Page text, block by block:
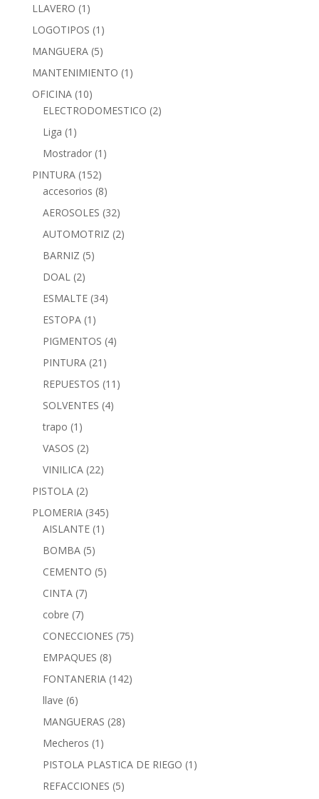
LLAVERO (1)
LOGOTIPOS (1)
MANGUERA (5)
MANTENIMIENTO (1)
OFICINA (10)
ELECTRODOMESTICO (2)
Liga (1)
Mostrador (1)
PINTURA (152)
accesorios (8)
AEROSOLES (32)
AUTOMOTRIZ (2)
BARNIZ (5)
DOAL (2)
ESMALTE (34)
ESTOPA (1)
PIGMENTOS (4)
PINTURA (21)
REPUESTOS (11)
SOLVENTES (4)
trapo (1)
VASOS (2)
VINILICA (22)
PISTOLA (2)
PLOMERIA (345)
AISLANTE (1)
BOMBA (5)
CEMENTO (5)
CINTA (7)
cobre (7)
CONECCIONES (75)
EMPAQUES (8)
FONTANERIA (142)
llave (6)
MANGUERAS (28)
Mecheros (1)
PISTOLA PLASTICA DE RIEGO (1)
REFACCIONES (5)